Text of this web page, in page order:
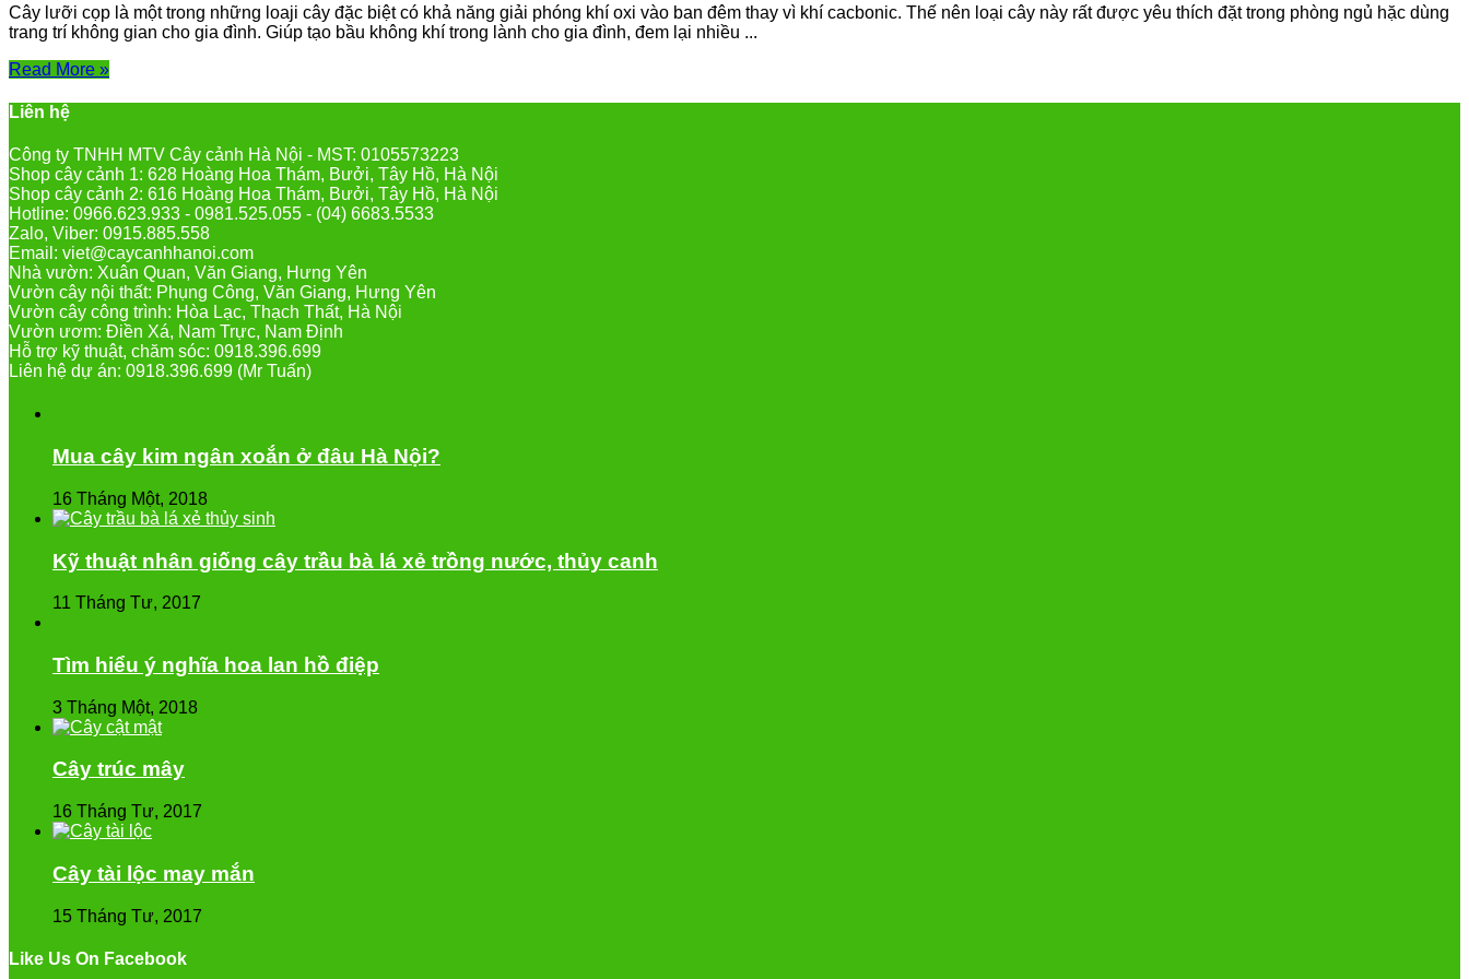
Cây lưỡi cọp là một trong những loaji cây đặc biệt có khả năng giải phóng khí oxi vào ban đêm thay vì khí cacbonic. Thế nên loại cây này rất được yêu thích đặt trong phòng ngủ hặc dùng
trang trí không gian cho gia đình. Giúp tạo bầu không khí trong lành cho gia đình, đem lại nhiều ...
Read More »
Liên hệ
Công ty TNHH MTV Cây cảnh Hà Nội - MST: 0105573223
Shop cây cảnh 1: 628 Hoàng Hoa Thám, Bưởi, Tây Hồ, Hà Nội
Shop cây cảnh 2: 616 Hoàng Hoa Thám, Bưởi, Tây Hồ, Hà Nội
Hotline: 0966.623.933 - 0981.525.055 - (04) 6683.5533
Zalo, Viber: 0915.885.558
Email: viet@caycanhhanoi.com
Nhà vườn: Xuân Quan, Văn Giang, Hưng Yên
Vườn cây nội thất: Phụng Công, Văn Giang, Hưng Yên
Vườn cây công trình: Hòa Lạc, Thạch Thất, Hà Nội
Vườn ươm: Điền Xá, Nam Trực, Nam Định
Hỗ trợ kỹ thuật, chăm sóc: 0918.396.699
Liên hệ dự án: 0918.396.699 (Mr Tuấn)
Mua cây kim ngân xoắn ở đâu Hà Nội?
16 Tháng Một, 2018
Kỹ thuật nhân giống cây trầu bà lá xẻ trồng nước, thủy canh
11 Tháng Tư, 2017
Tìm hiểu ý nghĩa hoa lan hồ điệp
3 Tháng Một, 2018
Cây trúc mây
16 Tháng Tư, 2017
Cây tài lộc may mắn
15 Tháng Tư, 2017
Like Us On Facebook